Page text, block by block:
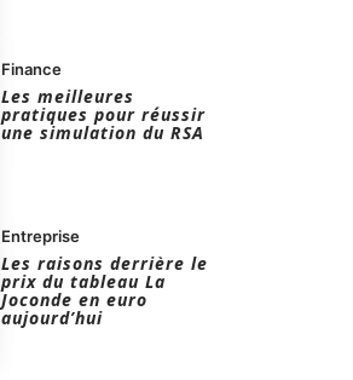
Finance
Les meilleures
pratiques pour réussir
une simulation du RSA
Entreprise
Les raisons derrière le
prix du tableau La
Joconde en euro
aujourd’hui